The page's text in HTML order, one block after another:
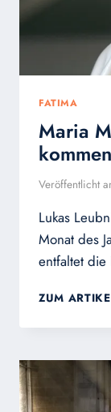
FATIMA
Maria
Veröffentlicht
Lukas
Monat des
entfaltet
ZUM